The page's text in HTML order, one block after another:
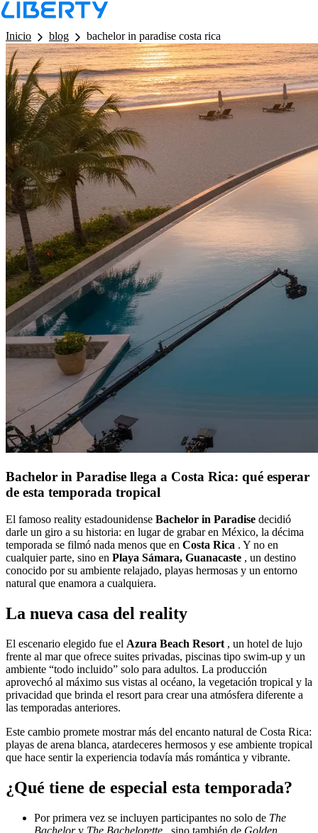
LB - Barra de Navegacion
Inicio
blog bachelor in paradise costa rica
Bachelor in Paradise llega a Costa Rica: qué esperar
de esta temporada tropical
El famoso reality estadounidense Bachelor in Paradise decidió
darle un giro a su historia: en lugar de grabar en México, la décima
temporada se filmó nada menos que en Costa Rica . Y no en
cualquier parte, sino en Playa Sámara, Guanacaste , un destino
conocido por su ambiente relajado, playas hermosas y un entorno
natural que enamora a cualquiera.
La nueva casa del reality
El escenario elegido fue el Azura Beach Resort , un hotel de lujo
frente al mar que ofrece suites privadas, piscinas tipo swim-up y un
ambiente “todo incluido” solo para adultos. La producción
aprovechó al máximo sus vistas al océano, la vegetación tropical y la
privacidad que brinda el resort para crear una atmósfera diferente a
las temporadas anteriores.
Este cambio promete mostrar más del encanto natural de Costa Rica:
playas de arena blanca, atardeceres hermosos y ese ambiente tropical
que hace sentir la experiencia todavía más romántica y vibrante.
¿Qué tiene de especial esta temporada?
Por primera vez se incluyen participantes no solo de The
Bachelory The Bachelorette , sino también de Golden